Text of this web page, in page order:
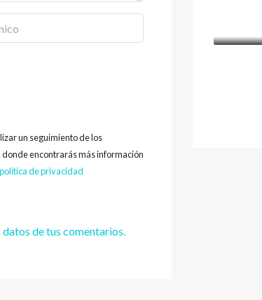
un seguimiento de los
encontrarás más información
política de privacidad
de tus comentarios.